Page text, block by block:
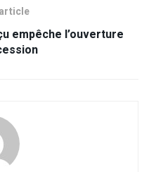
empêche l’ouverture